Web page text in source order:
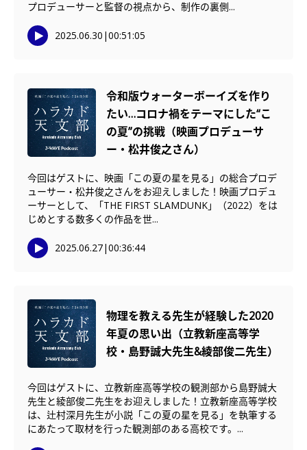
プロデューサーと監督の視点から、制作の裏側...
2025.06.30 |00:51:05
令和版ウォーターボーイズを作り
たい…コロナ禍をテーマにした“こ
の夏”の挑戦（映画プロデューサ
ー・松井俊之さん）
今回はゲストに、映画「この夏の星を見る」の総合プロデ
ューサー・松井俊之さんをお迎えしました！映画プロデュ
ーサーとして、「THE FIRST SLAMDUNK」（2022）をは
じめとする数多くの作品を世...
2025.06.27|00:36:44
物理を教える先生が経験した2020
年夏の思い出（立教新座高等学
校・島野誠大先生&綾部俊二先生）
今回はゲストに、立教新座高等学校の観測部から島野誠大
先生と綾部俊二先生をお迎えしました！立教新座高等学校
は、辻村深月先生が小説「この夏の星を見る」を執筆する
にあたって取材を行った観測部のある高校です。...